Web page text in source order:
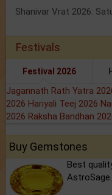
Festivals
Festival 2026
Jagannath Rath Yatra
2026 Hariyali Teej 2026
2026 Raksha Bandhan
Buy Gemstones
Best